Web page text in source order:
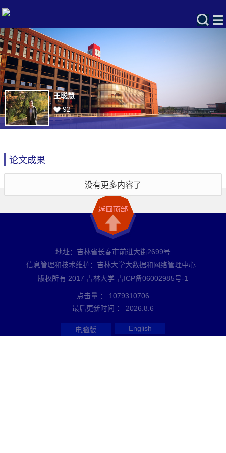
王聪慧
92
论文成果
没有更多内容了
地址：吉林省长春市前进大街2699号
信息管理和技术维护：吉林大学大数据和网络管理中心
版权所有 2017 吉林大学 吉ICP备06002985号-1
点击量 ： 1079310706
最后更新时间 ： 2026 8 6
电脑版 English